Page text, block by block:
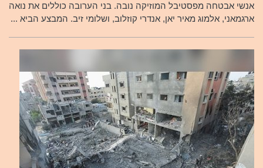
אנשי אבטחה מפסטיבל המוזיקה נובה. בני הערובה כוללים את נואה
ארגמאני, אלמוג מאיר יאן, אנדרי קוזלוב, ושלומי זיב. המבצע הביא ...